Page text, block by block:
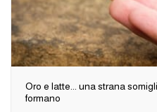
Oro e latte... una strana
formano